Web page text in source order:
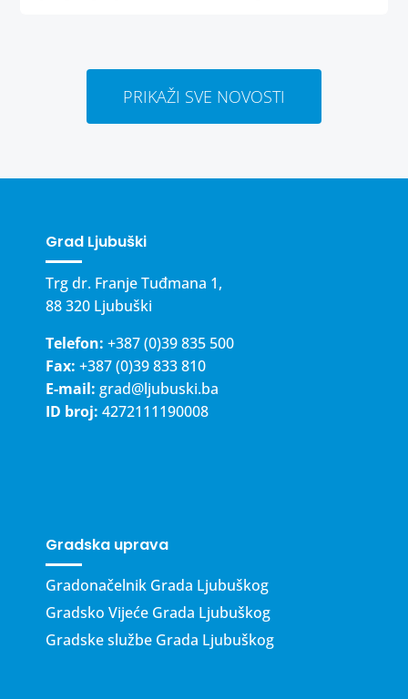
PRIKAŽI SVE NOVOSTI
Grad Ljubuški
Trg dr. Franje Tuđmana 1,
88 320 Ljubuški
Telefon: +387 (0)39 835 500
Fax: +387 (0)39 833 810
E-mail: grad@ljubuski.ba
ID broj: 4272111190008
Gradska uprava
Gradonačelnik Grada Ljubuškog
Gradsko Vijeće Grada Ljubuškog
Gradske službe Grada Ljubuškog